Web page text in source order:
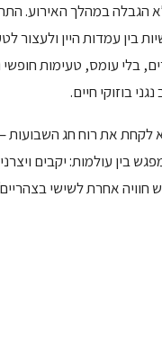
הגבלה במהלך האירוע.
בין עמדות היין ולעצור
בלי עומס, טעימות חופשי
בוזוקי חיים.
לקחת את רוח חג
בין עולמות: יקבים
חוויה אחרת לשישי